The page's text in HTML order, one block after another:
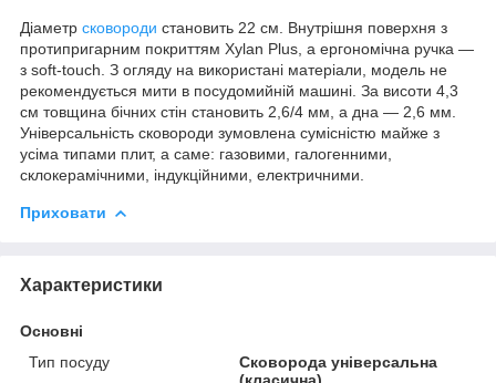
Діаметр сковороди становить 22 см. Внутрішня поверхня з
протипригарним покриттям Xylan Plus, а ергономічна ручка —
з soft-touch. З огляду на використані матеріали, модель не
рекомендується мити в посудомийній машині. За висоти 4,3
см товщина бічних стін становить 2,6/4 мм, а дна — 2,6 мм.
Універсальність сковороди зумовлена сумісністю майже з
усіма типами плит, а саме: газовими, галогенними,
склокерамічними, індукційними, електричними.
Приховати
Характеристики
Основні
Тип посуду
Сковорода універсальна
(класична)